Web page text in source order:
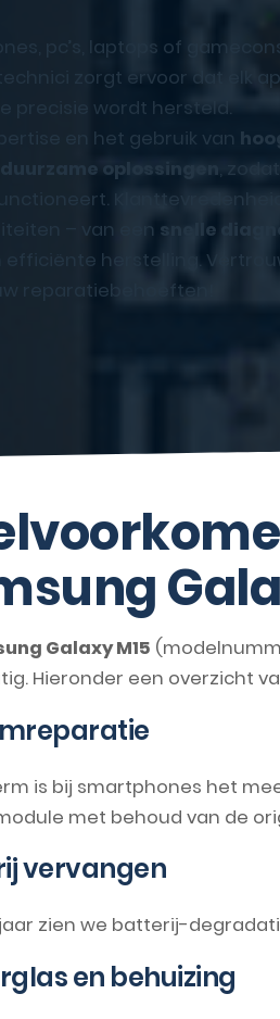
pc’s, laptops of
zorgt ervoor dat elk
precisie wordt hersteld.
en het gebruik van
duurzame oplossingen ,
– van een snelle
efficiënte herstelling.
reparatiebehoeften!
Galaxy M15
Hieronder een overzicht
is bij smartphones het
met behoud van de
vervangen
jaar zien we batterij-
en behuizing